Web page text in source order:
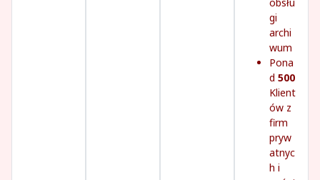
gi
archi
wum
Pona
d 500
Klient
ów z
firm
pryw
atnyc
h i